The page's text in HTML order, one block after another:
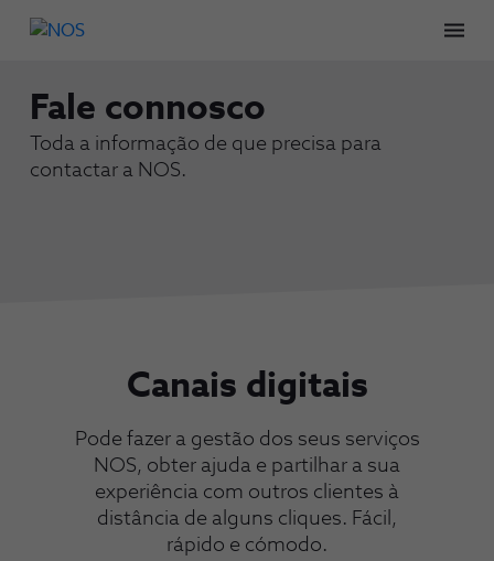
Fale connosco
Toda a informação de que precisa para
contactar a NOS.
Canais digitais
Pode fazer a gestão dos seus serviços
NOS, obter ajuda e partilhar a sua
experiência com outros clientes à
distância de alguns cliques. Fácil,
rápido e cómodo.